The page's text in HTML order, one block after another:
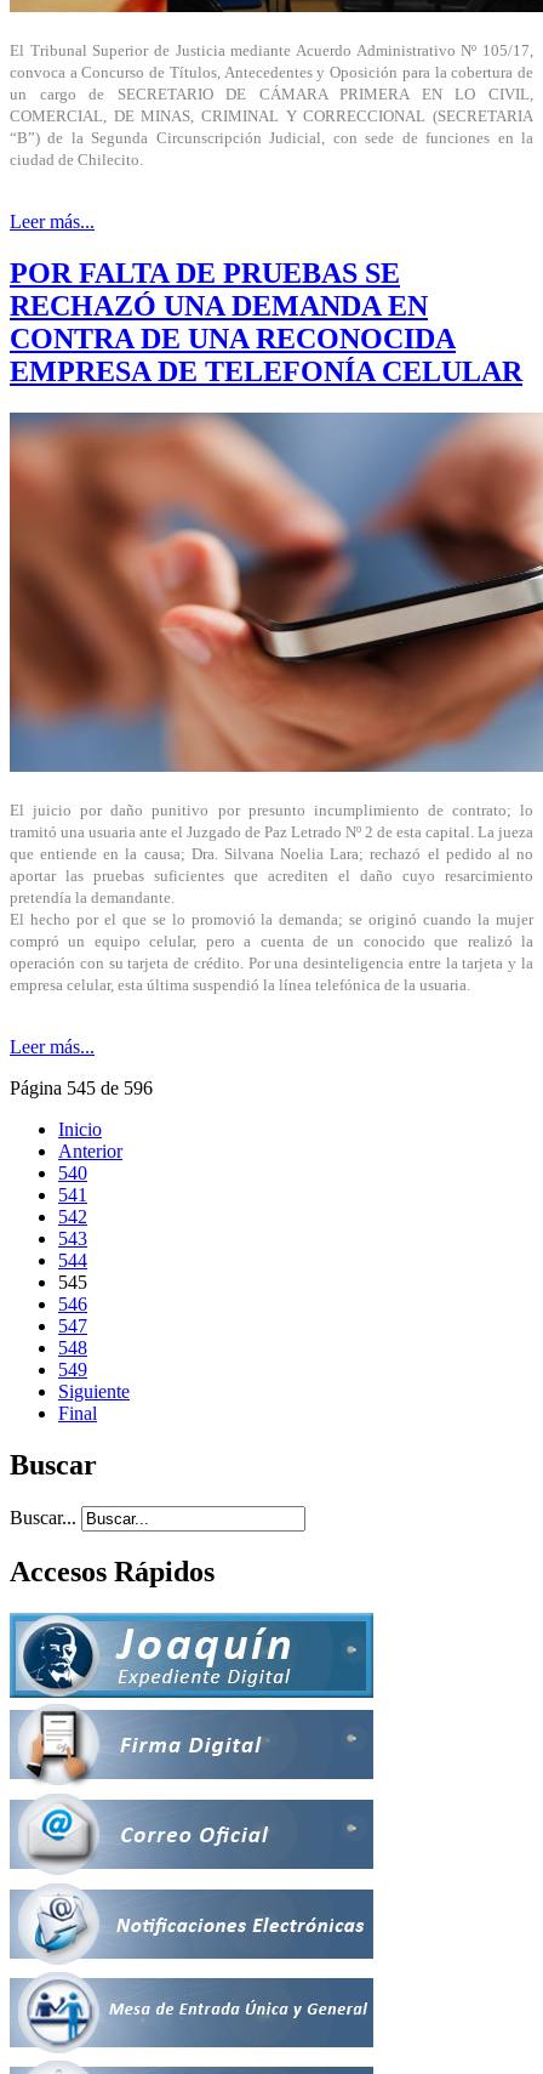
El Tribunal Superior de Justicia mediante Acuerdo Administrativo Nº 105/17,
convoca a Concurso de Títulos, Antecedentes y Oposición para la cobertura de
un cargo de SECRETARIO DE CÁMARA PRIMERA EN LO CIVIL,
COMERCIAL, DE MINAS, CRIMINAL Y CORRECCIONAL (SECRETARIA
“B”) de la Segunda Circunscripción Judicial, con sede de funciones en la
ciudad de Chilecito.
Leer más...
POR FALTA DE PRUEBAS SE
RECHAZÓ UNA DEMANDA EN
CONTRA DE UNA RECONOCIDA
EMPRESA DE TELEFONÍA CELULAR
El juicio por daño punitivo por presunto incumplimiento de contrato; lo
tramitó una usuaria ante el Juzgado de Paz Letrado Nº 2 de esta capital. La jueza
que entiende en la causa; Dra. Silvana Noelia Lara; rechazó el pedido al no
aportar las pruebas suficientes que acrediten el daño cuyo resarcimiento
pretendía la demandante.
El hecho por el que se lo promovió la demanda; se originó cuando la mujer
compró un equipo celular, pero a cuenta de un conocido que realizó la
operación con su tarjeta de crédito. Por una desinteligencia entre la tarjeta y la
empresa celular, esta última suspendió la línea telefónica de la usuaria.
Leer más...
Página 545 de 596
Inicio
Anterior
540
541
542
543
544
545
546
547
548
549
Siguiente
Final
Buscar
Buscar...
Accesos Rápidos